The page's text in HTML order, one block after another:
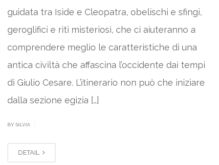
guidata tra Iside e Cleopatra, obelischi e sfingi,
geroglifici e riti misteriosi, che ci aiuteranno a
comprendere meglio le caratteristiche di una
antica civiltà che affascina l’occidente dai tempi
di Giulio Cesare. L’itinerario non può che iniziare
dalla sezione egizia […]
BY SILVIA
DETAIL